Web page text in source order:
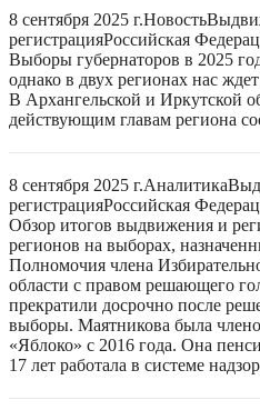
8 сентября 2025 г.Новость
регистрацияРоссийская
Выборы губернаторов в 2025
однако в двух регионах нас
В Архангельской и Иркутской
действующим главам региона
8 сентября 2025 г.Аналитика
регистрацияРоссийская
Обзор итогов выдвижения и
регионов на выборах,
Полномочия члена
области с правом решающего
прекратили досрочно после
выборы. Маятникова была
«Яблоко» с 2016 года. Она
17 лет работала в системе